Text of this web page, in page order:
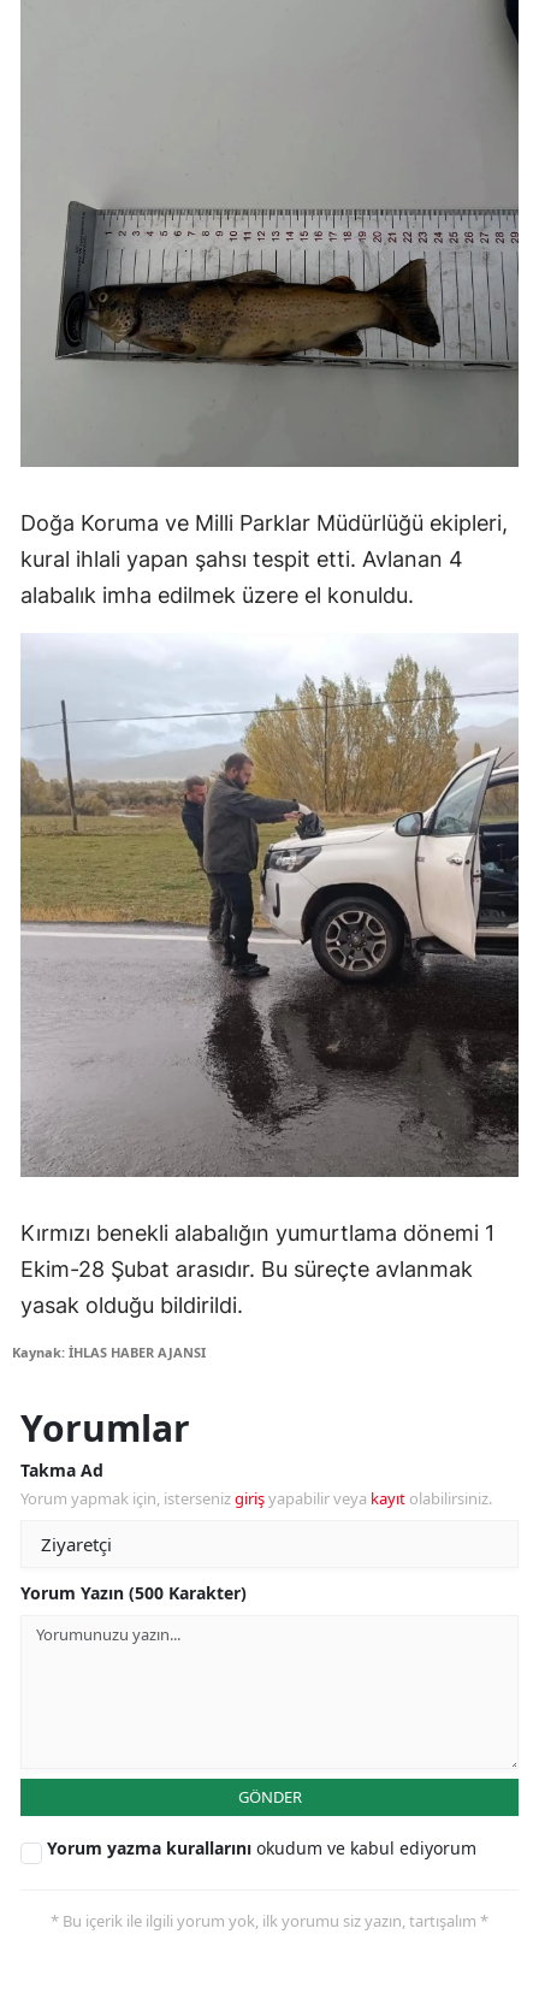
Doğa Koruma ve Milli Parklar Müdürlüğü ekipleri,
kural ihlali yapan şahsı tespit etti. Avlanan 4
alabalık imha edilmek üzere el konuldu.
Kırmızı benekli alabalığın yumurtlama dönemi 1
Ekim-28 Şubat arasıdır. Bu süreçte avlanmak
yasak olduğu bildirildi.
Kaynak: İHLAS HABER AJANSI
Yorumlar
Takma Ad
Yorum yapmak için, istersenizgirişyapabilir veya kayıt olabilirsiniz.
Yorum Yazın (500 Karakter)
GÖNDER
Yorum yazma kurallarını okudum ve kabul ediyorum
* Bu içerik ile ilgili yorum yok, ilk yorumu siz yazın, tartışalım *